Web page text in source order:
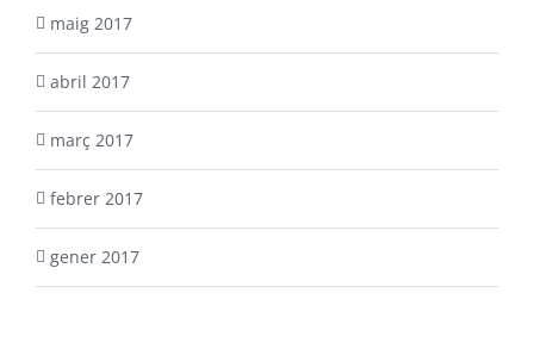
maig 2017
abril 2017
març 2017
febrer 2017
gener 2017